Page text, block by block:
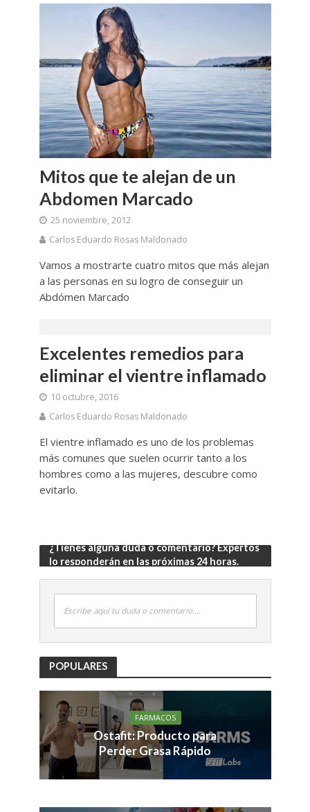
Mitos que te alejan de un
Abdomen Marcado
25 noviembre, 2012
Carlos Eduardo Rosas Maldonado
Vamos a mostrarte cuatro mitos que más alejan
a las personas en su logro de conseguir un
Abdómen Marcado
Excelentes remedios para
eliminar el vientre inflamado
10 octubre, 2016
Carlos Eduardo Rosas Maldonado
El vientre inflamado es uno de los problemas
más comunes que suelen ocurrir tanto a los
hombres como a las mujeres, descubre como
evitarlo.
¿Tienes alguna duda o comentario? Expertos
lo responderán en las próximas 24 horas.
Escribe aquí tu duda o comentario....
POPULARES
FARMACOS
Ostafit: Producto para
Perder Grasa Rápido